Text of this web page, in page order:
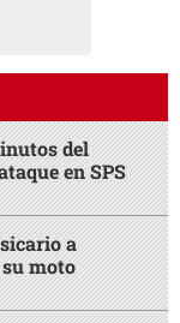
del
en SPS
a
moto